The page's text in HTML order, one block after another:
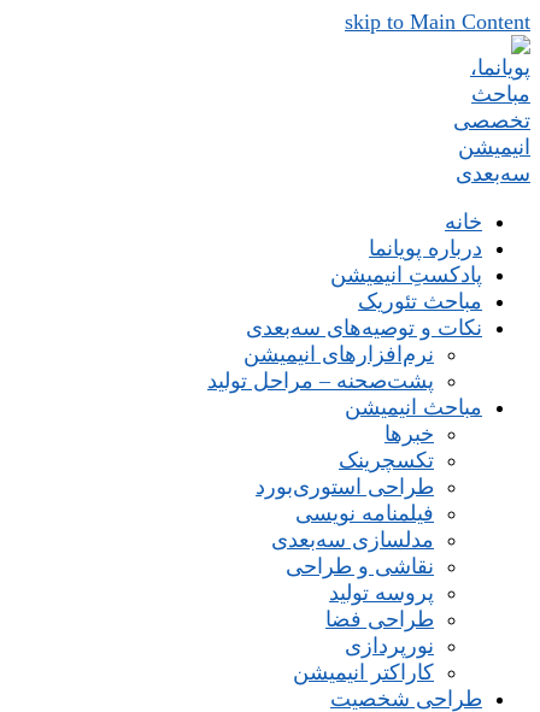
skip to Main Content
خانه
درباره پویانما
پادکستِ انیمیشن
مباحث تئوریک
نکات و توصیه‌های‌ سه‌بعدی
نرم‌افزارهای انیمیشن
پشت‌صحنه – مراحل تولید
مباحث انیمیشن
خبرها
تکسچرینک
طراحی استوری‌بورد
فیلمنامه نویسی
مدلسازی سه‌بعدی
نقاشی و طراحی
پروسه تولید
طراحی فضا
نورپردازی
کاراکتر انیمیشن
طراحی شخصیت